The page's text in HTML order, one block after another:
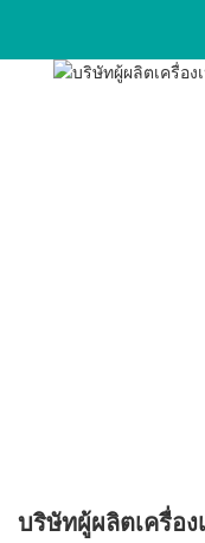
บริษัทผู้ผลิตเครื่อง